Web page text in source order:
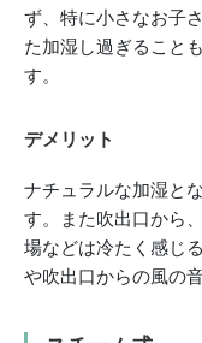
ず、特に小さなお子
た加湿し過ぎること
す。
デメリット
ナチュラルな加湿と
す。また吹出口から
場などは冷たく感じ
や吹出口からの風の